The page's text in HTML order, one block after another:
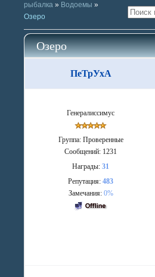
рыбалка » Водоемы »
Озеро
Озеро
ПеТрУхА
Генералиссимус
Группа: Проверенные
Сообщений: 1231
Награды:31
Репутация:483
Замечания: 0%